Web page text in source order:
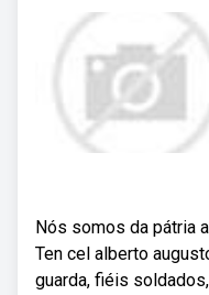
Nós somos da pátria
Ten cel alberto
guarda, fiéis